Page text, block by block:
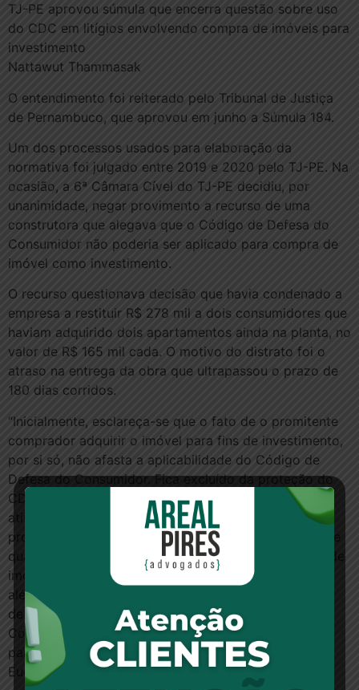
TJ-PE aprovou súmula que encerra questão sobre uso
do CDC em litígios envolvendo compra de imóveis para
investimento
Nattawut Thammasak
O entendimento foi reiterado pelo Tribunal de Justiça
de Pernambuco, que aprovou em junho a Súmula 184.
Um dos processos usados para elaboração da
normativa foi julgado entre 2019 e 2020 pelo TJ-PE. Na
ocasião, a 6ª Câmara Cível do TJ-PE decidiu, por
unanimidade, negar provimento a recurso de uma
construtora que alegava que o Código de Defesa do
Consumidor não poderia ser aplicado para compra de
imóvel como investimento.
O recurso questionava decisão que havia condenado a
empresa a restituir R$ 278 mil a dois consumidores que
haviam adquirido dois apartamentos ainda na planta, no
valor de R$ 165 mil cada. O motivo do distrato foi o
atraso na entrega da obra que ultrapassou o prazo de
180 dias corridos.
“Inicialmente, esclareça-se que o fato de o promitente
comprador adquirir o imóvel para fins de investimento,
por si só, não afasta a aplicabilidade do Código de
Defesa do Consumidor. Fica excluído da proteção do
CDC apenas aquele adquirente que desenvolve a
atividade de investimento de maneira reiterada e
profissional. (…) Na hipótese, a ré-apelante não trouxe
qualquer prova de que os autores fazem da compra de
imóveis uma atividade reiterada e profissional. Para
além disso, os próprios instrumentos contratuais
determinam a incidência do Código de Defesa do
Consumidor para a regulação da relação entre as
partes”, afirmou o relator, desembargador Fabio
Eugênio Dantas de Oliveira Lima.